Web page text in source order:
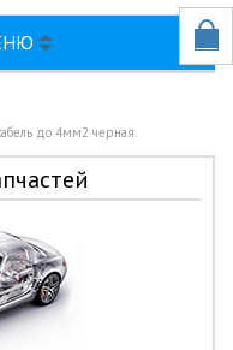
до 4мм2 черная.